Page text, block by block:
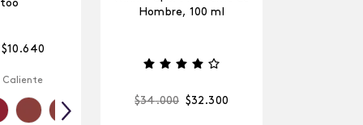
$10 .640
Caliente
Hombre, 100 ml
$34.000 $32 .300